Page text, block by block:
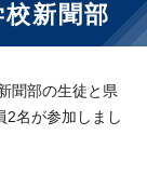
新聞部
聞部の生徒と県
2名が参加しまし